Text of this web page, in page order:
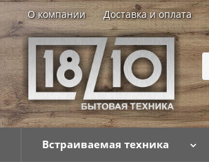
О компании Доставка и оплата
Встраиваемая техника